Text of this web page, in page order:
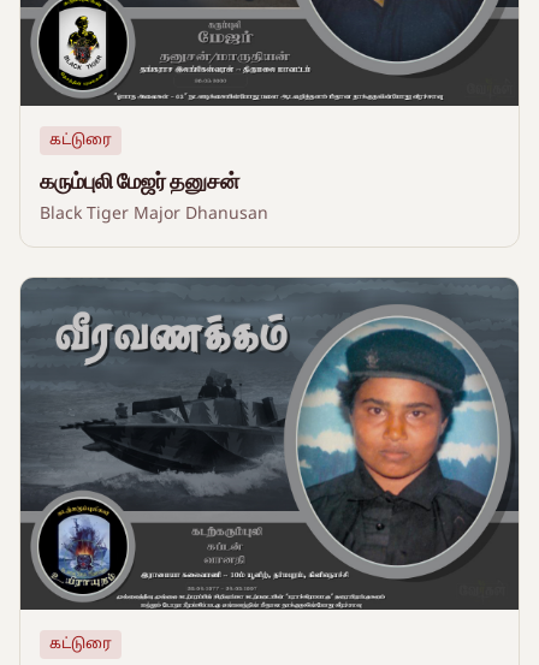
கட்டுரை
கரும்புலி மேஜர் தனுசன்
Black Tiger Major Dhanusan
கட்டுரை